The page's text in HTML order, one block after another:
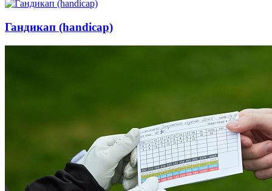
Гандикап (handicap)